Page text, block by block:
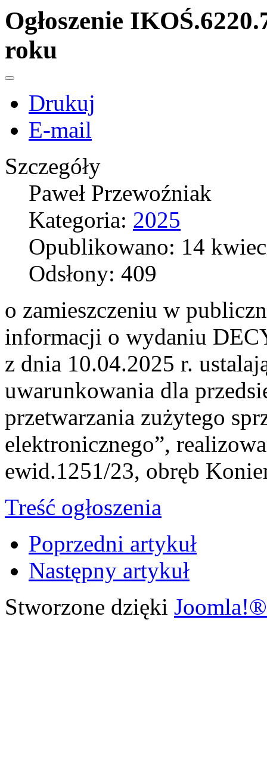
Ogłoszenie
roku
Drukuj
E-mail
Szczegóły
Paweł Przewoźniak
Kategoria: 2025
Opublikowano: 14
Odsłony: 409
o zamieszczeniu w
informacji o wydaniu
z dnia 10.04.2025 r.
uwarunkowania dla
przetwarzania zużytego
elektronicznego”,
ewid.1251/23, obręb
Treść ogłoszenia
Poprzedni artykuł
Następny artykuł
Stworzone dzięki Joomla!®